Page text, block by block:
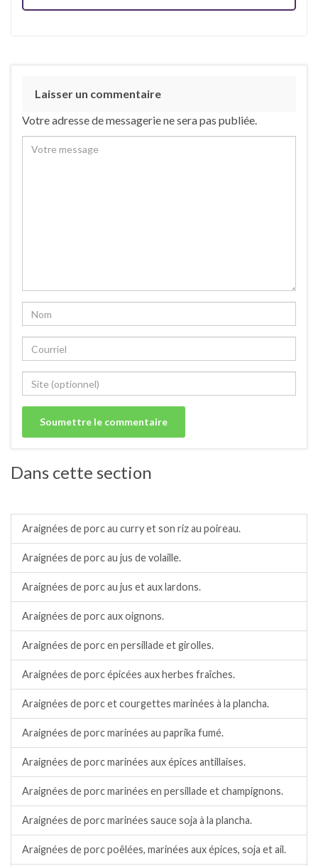
Laisser un commentaire
Votre adresse de messagerie ne sera pas publiée.
Dans cette section
Araignées de porc au curry et son riz au poireau.
Araignées de porc au jus de volaille.
Araignées de porc au jus et aux lardons.
Araignées de porc aux oignons.
Araignées de porc en persillade et girolles.
Araignées de porc épicées aux herbes fraîches.
Araignées de porc et courgettes marinées à la plancha.
Araignées de porc marinées au paprika fumé.
Araignées de porc marinées aux épices antillaises.
Araignées de porc marinées en persillade et champignons.
Araignées de porc marinées sauce soja à la plancha.
Araignées de porc poêlées, marinées aux épices, soja et ail.